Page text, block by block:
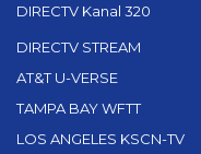
DIRECTV Kanal 320
DIRECTV STREAM
AT&T U-VERSE
TAMPA BAY WFTT
LOS ANGELES KSCN-TV